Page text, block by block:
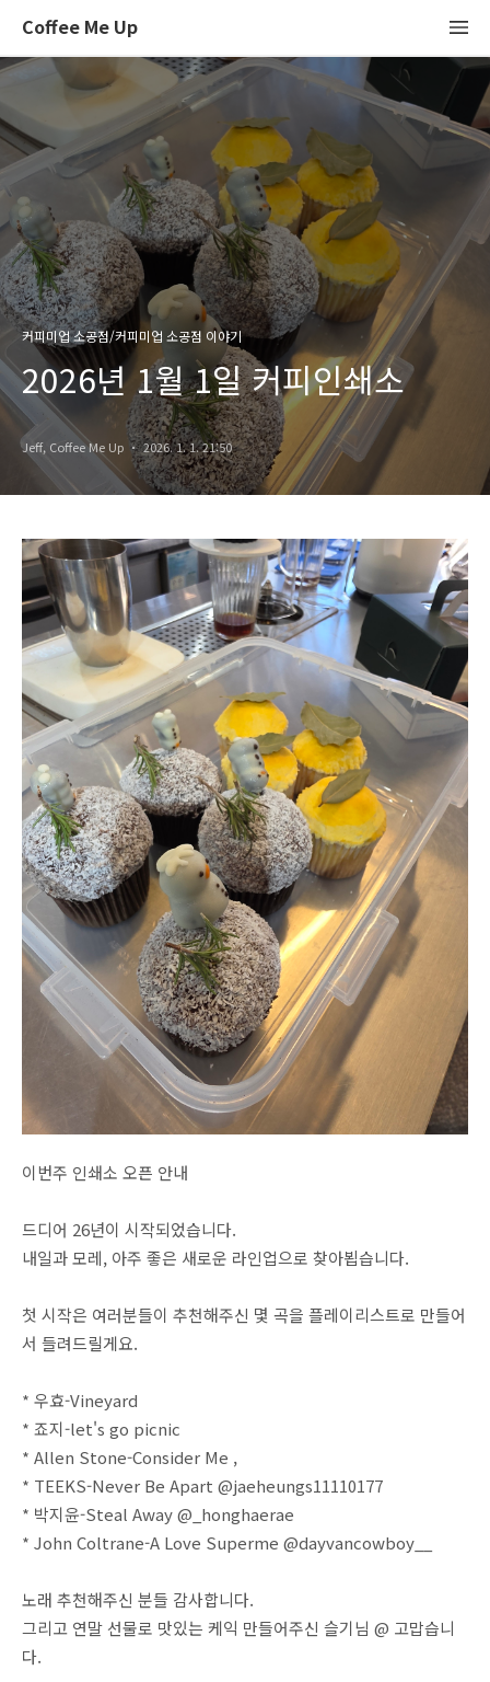
Coffee Me Up
커피미업 소공점/커피미업 소공점 이야기
2026년 1월 1일 커피인쇄소
Jeff, Coffee Me Up 2026. 1. 1. 21:50
이번주 인쇄소 오픈 안내
드디어 26년이 시작되었습니다.
내일과 모레, 아주 좋은 새로운 라인업으로 찾아뵙습니다.
첫 시작은 여러분들이 추천해주신 몇 곡을 플레이리스트로 만들어
서 들려드릴게요.
* 우효-Vineyard
* 죠지-let's go picnic
* Allen Stone-Consider Me ,
* TEEKS-Never Be Apart @jaeheungs11110177
* 박지윤-Steal Away @_honghaerae
* John Coltrane-A Love Superme @dayvancowboy__
노래 추천해주신 분들 감사합니다.
그리고 연말 선물로 맛있는 케익 만들어주신 슬기님 @ 고맙습니
다.